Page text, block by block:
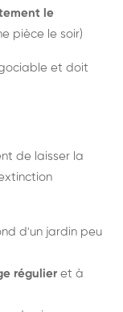
le
pièce le soir)
et doit
de laisser la
d'un jardin peu
régulier et à